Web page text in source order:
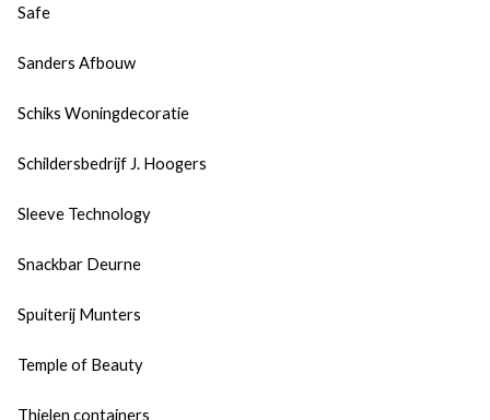
Safe
Sanders Afbouw
Schiks Woningdecoratie
Schildersbedrijf J. Hoogers
Sleeve Technology
Snackbar Deurne
Spuiterij Munters
Temple of Beauty
Thielen containers